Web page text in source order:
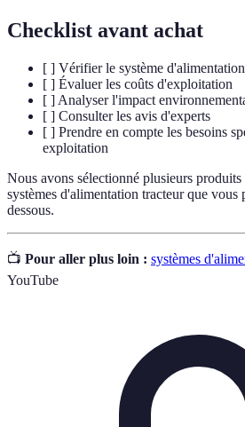
Checklist avant achat
[ ] Vérifier le système
[ ] Évaluer les coûts d'exploitation
[ ] Analyser l'impact
[ ] Consulter les avis d'experts
[ ] Prendre en compte les besoins
exploitation
Nous avons sélectionné plusieurs produits
systèmes d'alimentation tracteur que vous
dessous.
📺 Pour aller plus loin : systèmes
YouTube